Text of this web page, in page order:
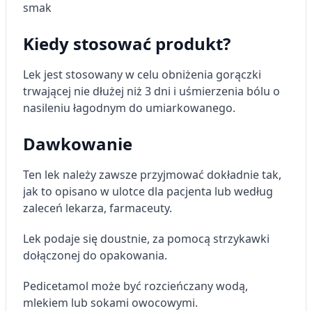
smak
Kiedy stosować produkt?
Lek jest stosowany w celu obniżenia gorączki
trwającej nie dłużej niż 3 dni i uśmierzenia bólu o
nasileniu łagodnym do umiarkowanego.
Dawkowanie
Ten lek należy zawsze przyjmować dokładnie tak,
jak to opisano w ulotce dla pacjenta lub według
zaleceń lekarza, farmaceuty.
Lek podaje się doustnie, za pomocą strzykawki
dołączonej do opakowania.
Pedicetamol może być rozcieńczany wodą,
mlekiem lub sokami owocowymi.